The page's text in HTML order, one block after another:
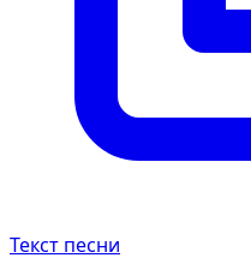
Текст песни